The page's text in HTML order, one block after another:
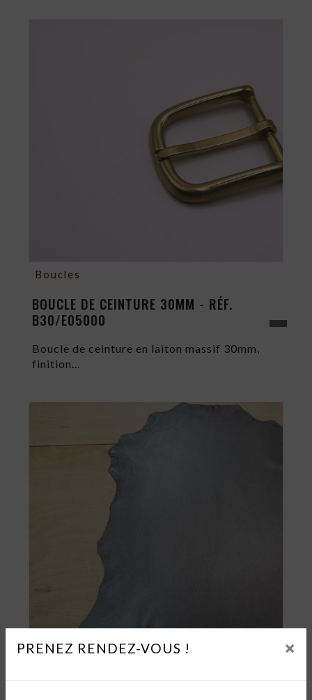
PRENEZ RENDEZ-VOUS ! ×
Boucles
BOUCLE DE CEINTURE 30MM - RÉF.
B30/E05000
Boucle de ceinture en laiton massif 30mm,
finition...
Cuirs
AGNEAU MÉTALLISÉ NAPPA WASH